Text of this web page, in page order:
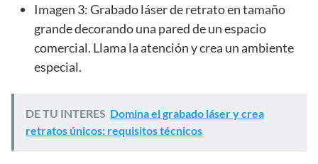
Imagen 3: Grabado láser de retrato en tamaño
grande decorando una pared de un espacio
comercial. Llama la atención y crea un ambiente
especial.
DE TU INTERES Domina el grabado láser y crea
retratos únicos: requisitos técnicos